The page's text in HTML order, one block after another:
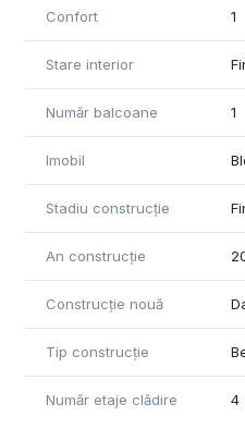
Pentru mai multe detalii și
Confort 1
Stare interior
Număr balcoane 1
Imobil
Stadiu construcție
An construcție
Construcție nouă
Tip construcție
Număr etaje clădire 4